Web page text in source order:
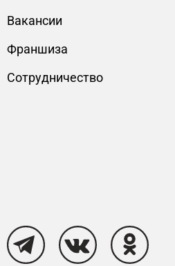
Вакансии
Франшиза
Сотрудничество